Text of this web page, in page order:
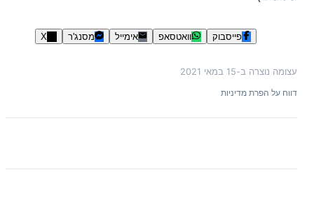
פייסבוק וואטסאפ אימייל מסנג'ר X
עצומה נוצרה ב-15 במאי 2021
דווח על הפרת מדיניות